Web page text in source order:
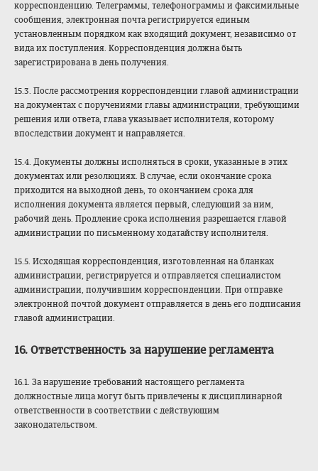
корреспонденцию. Телеграммы, телефонограммы и факсимильные
сообщения, электронная почта регистрируется единым
установленным порядком как входящий документ, независимо от
вида их поступления. Корреспонденция должна быть
зарегистрирована в день получения.
15.3. После рассмотрения корреспонденции главой администрации
на документах с поручениями главы администрации, требующими
решения или ответа, глава указывает исполнителя, которому
впоследствии документ и направляется.
15.4. Документы должны исполняться в сроки, указанные в этих
документах или резолюциях. В случае, если окончание срока
приходится на выходной день, то окончанием срока для
исполнения документа является первый, следующий за ним,
рабочий день. Продление срока исполнения разрешается главой
администрации по письменному ходатайству исполнителя.
15.5. Исходящая корреспонденция, изготовленная на бланках
администрации, регистрируется и отправляется специалистом
администрации, получившим корреспонденции. При отправке
электронной почтой документ отправляется в день его подписания
главой администрации.
16. Ответственность за нарушение регламента
16.1. За нарушение требований настоящего регламента
должностные лица могут быть привлечены к дисциплинарной
ответственности в соответствии с действующим
законодательством.